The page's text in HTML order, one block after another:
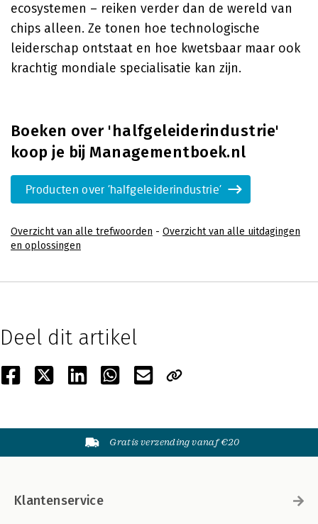
ecosystemen – reiken verder dan de wereld van
chips alleen. Ze tonen hoe technologische
leiderschap ontstaat en hoe kwetsbaar maar ook
krachtig mondiale specialisatie kan zijn.
Boeken over 'halfgeleiderindustrie'
koop je bij Managementboek.nl
Producten over 'halfgeleiderindustrie'
Overzicht van alle trefwoorden - Overzicht van alle uitdagingen
en oplossingen
Deel dit artikel
Gratis verzending vanaf €20
Klantenservice